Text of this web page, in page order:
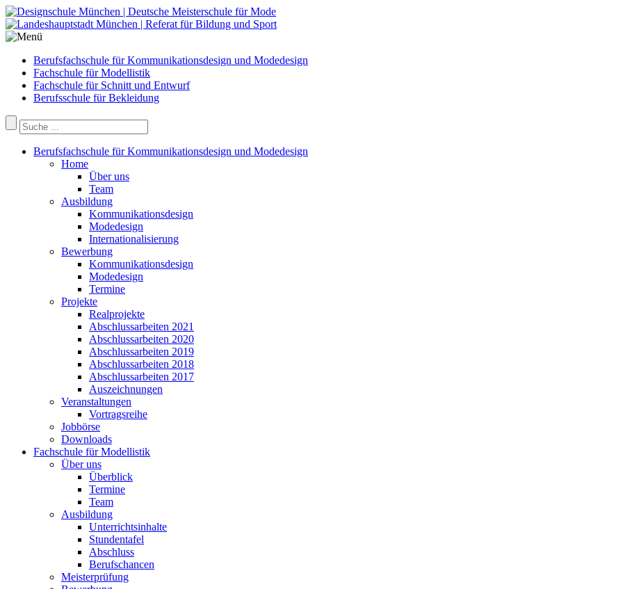
Berufsfachschule für Kommunikationsdesign und Modedesign
Fachschule für Modellistik
Fachschule für Schnitt und Entwurf
Berufsschule für Bekleidung
Berufsfachschule für Kommunikationsdesign und Modedesign
Home
Über uns
Team
Ausbildung
Kommunikationsdesign
Modedesign
Internationalisierung
Bewerbung
Kommunikationsdesign
Modedesign
Termine
Projekte
Realprojekte
Abschlussarbeiten 2021
Abschlussarbeiten 2020
Abschlussarbeiten 2019
Abschlussarbeiten 2018
Abschlussarbeiten 2017
Auszeichnungen
Veranstaltungen
Vortragsreihe
Jobbörse
Downloads
Fachschule für Modellistik
Über uns
Überblick
Termine
Team
Ausbildung
Unterrichtsinhalte
Stundentafel
Abschluss
Berufschancen
Meisterprüfung